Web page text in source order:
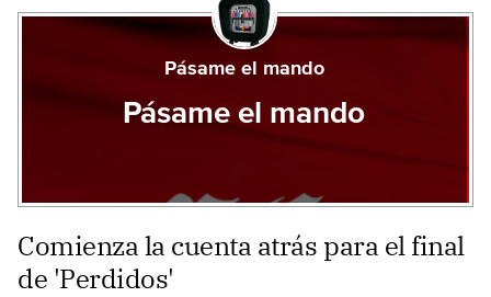
Pásame el mando
Pásame el mando
Comienza la cuenta atrás para el final
de 'Perdidos'